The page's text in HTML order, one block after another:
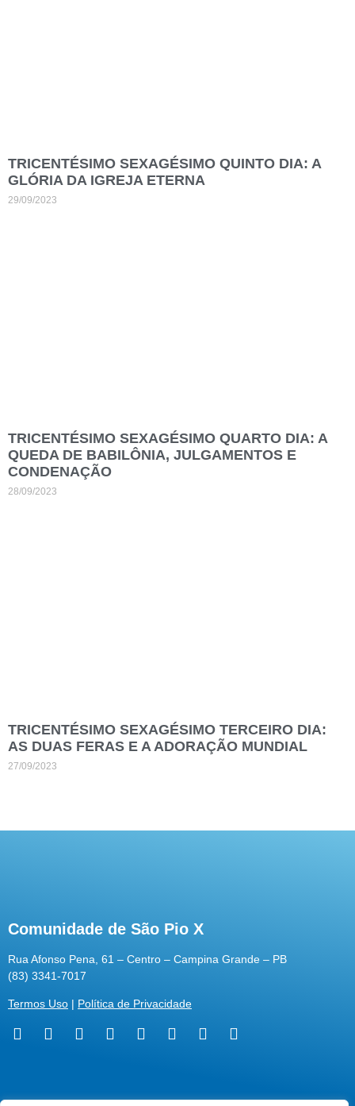
TRICENTÉSIMO SEXAGÉSIMO QUINTO DIA: A
GLÓRIA DA IGREJA ETERNA
29/09/2023
TRICENTÉSIMO SEXAGÉSIMO QUARTO DIA: A
QUEDA DE BABILÔNIA, JULGAMENTOS E
CONDENAÇÃO
28/09/2023
TRICENTÉSIMO SEXAGÉSIMO TERCEIRO DIA:
AS DUAS FERAS E A ADORAÇÃO MUNDIAL
27/09/2023
Comunidade de São Pio X
Rua Afonso Pena, 61 – Centro – Campina Grande – PB
(83) 3341-7017
Termos Uso | Política de Privacidade